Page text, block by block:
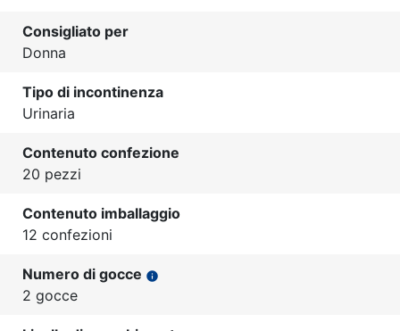
Consigliato per
Donna
Tipo di incontinenza
Urinaria
Contenuto confezione
20 pezzi
Contenuto imballaggio
12 confezioni
Numero di gocce info
2 gocce